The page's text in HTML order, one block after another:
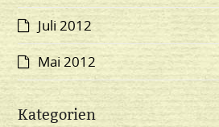
Juli 2012
Mai 2012
Kategorien